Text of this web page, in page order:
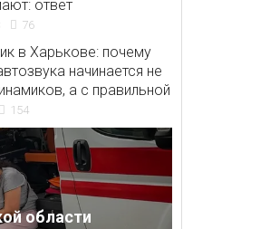
ответ
76
в Харькове: почему
начинается не
а с правильной
154
области